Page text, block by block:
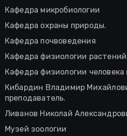
Кафедра микробиологии
Кафедра охраны природы.
Кафедра почвоведения
Кафедра физиологии растений
Кафедра физиологии
Кибардин Владимир
преподаватель.
Ливанов Николай
Музей зоологии